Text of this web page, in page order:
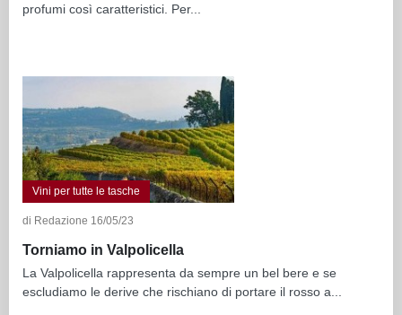
profumi così caratteristici. Per...
Vini per tutte le tasche
di Redazione 16/05/23
Torniamo in Valpolicella
La Valpolicella rappresenta da sempre un bel bere e se
escludiamo le derive che rischiano di portare il rosso a...